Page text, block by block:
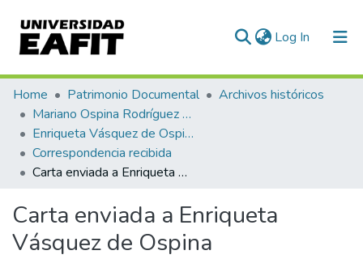
Log In (current)
Communities & Collections
All of DSpace
Statistics
Home Patrimonio Documental
Archivos históricos
Mariano Ospina Rodríguez (1826 -1912)
Enriqueta Vásquez de Ospina
Correspondencia recibida
Carta enviada a Enriqueta Vásquez de Ospina
Carta enviada a Enriqueta
Vásquez de Ospina